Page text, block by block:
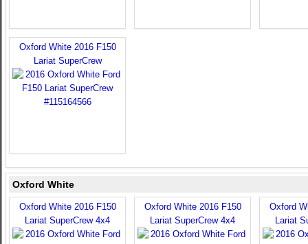
Oxford White 2016 F150
Lariat SuperCrew
Oxford White
Oxford White 2016 F150
Lariat SuperCrew 4x4
Oxford White 2016 F150
Lariat SuperCrew 4x4
Oxford
Lariat